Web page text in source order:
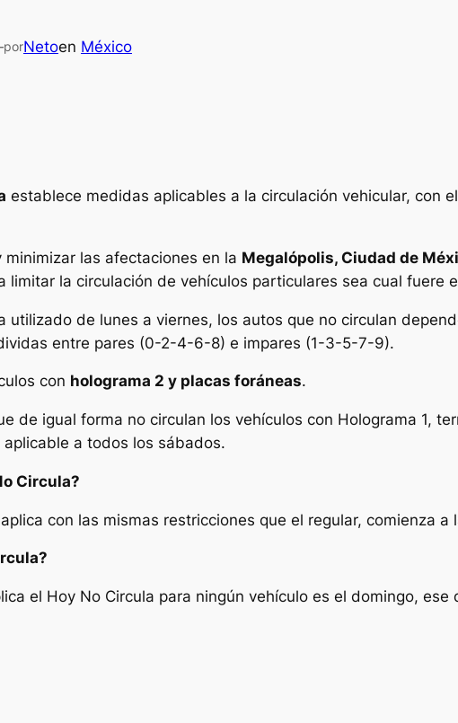
porNetoen México
establece medidas aplicables a la circulación vehicular, con
las afectaciones en la Megalópolis, Ciudad de
limitar la circulación de vehículos particulares sea cual fuere
utilizado de lunes a viernes, los autos que no circulan
entre pares (0-2-4-6-8) e impares (1-3-5-7-9).
con holograma 2 y placas foráneas.
de igual forma no circulan los vehículos con Holograma 1,
a todos los sábados.
Circula?
con las mismas restricciones que el regular, comienza
el Hoy No Circula para ningún vehículo es el domingo,